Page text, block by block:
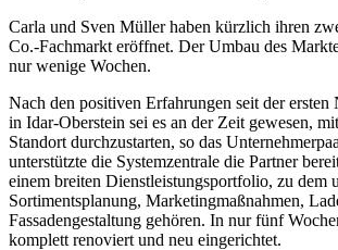
Carla und Sven Müller haben kürzlich ihren
Co.-Fachmarkt eröffnet. Der Umbau des
nur wenige Wochen.
Nach den positiven Erfahrungen seit der
in Idar-Oberstein sei es an der Zeit gewesen,
Standort durchzustarten, so das
unterstützte die Systemzentrale die Partner
einem breiten Dienstleistungsportfolio, zu dem
Sortimentsplanung, Marketingmaßnahmen,
Fassadengestaltung gehören. In nur fünf
komplett renoviert und neu eingerichtet.